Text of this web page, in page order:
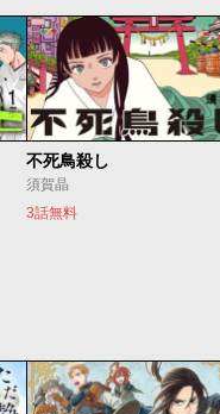
不死鳥殺し
須賀晶
3話無料